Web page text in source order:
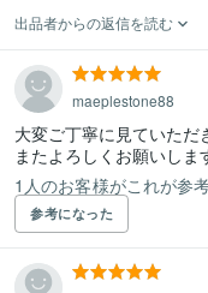
出品者からの返信を読む
maeplestone88
大変ご丁寧に見ていただ
またよろしくお願いしま
1人のお客様がこれが参
参考になった